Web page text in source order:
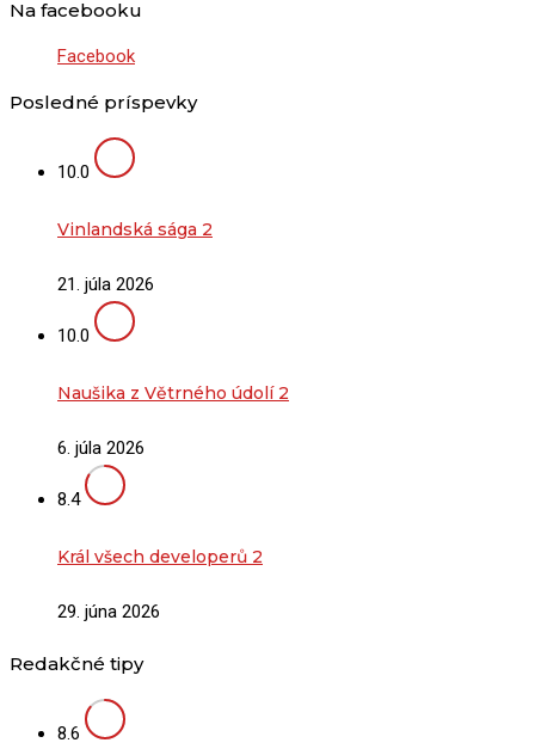
Na facebooku
Facebook
Posledné príspevky
10.0
Vinlandská sága 2
21. júla 2026
10.0
Naušika z Větrného údolí 2
6. júla 2026
8.4
Král všech developerů 2
29. júna 2026
Redakčné tipy
8.6